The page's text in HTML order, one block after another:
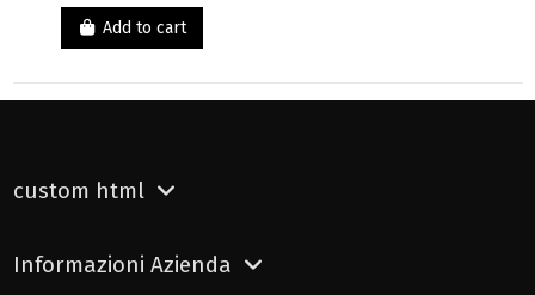
Add to cart
custom html
Informazioni Azienda